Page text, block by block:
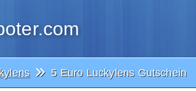
5 Euro Luckylens Gutschein